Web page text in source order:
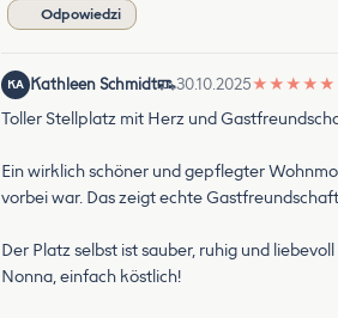
Odpowiedzi
KA Kathleen Schmidt 30.10.2025★ ★ ★ ★ ★
Toller Stellplatz mit Herz und
Ein wirklich schöner und gepflegter
vorbei war. Das zeigt echte
Der Platz selbst ist sauber, ruhig und
Nonna, einfach köstlich!